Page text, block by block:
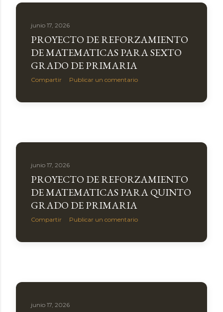
junio 17, 2026
PROYECTO DE REFORZAMIENTO
DE MATEMATICAS PARA SEXTO
GRADO DE PRIMARIA
Compartir Publicar un comentario
junio 17, 2026
PROYECTO DE REFORZAMIENTO
DE MATEMATICAS PARA QUINTO
GRADO DE PRIMARIA
Compartir Publicar un comentario
junio 17, 2026